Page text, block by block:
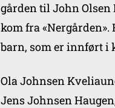
gården til John Olsen
kom fra
barn, som er innført i
Ola Johnsen
Jens Johnsen